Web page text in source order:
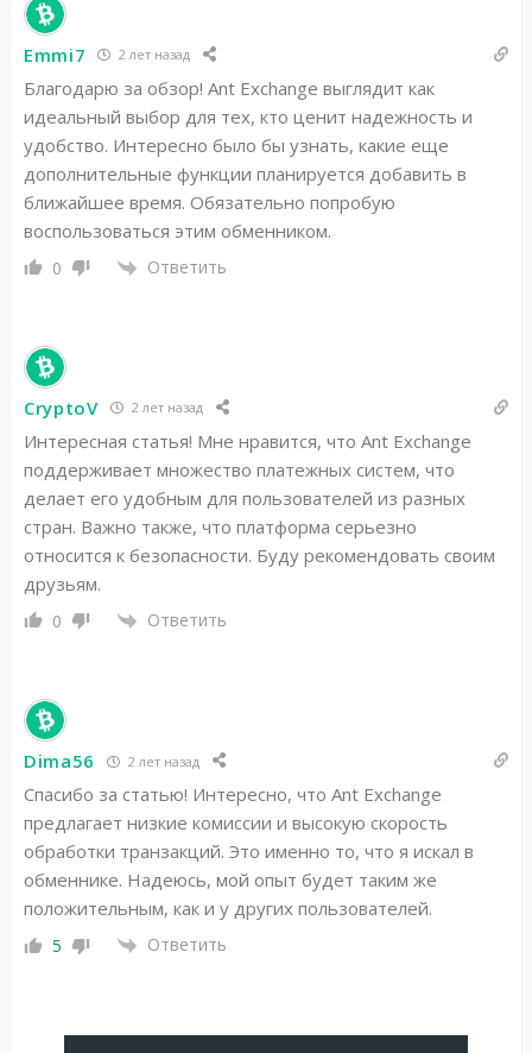
Emmi7 2 лет назад
Благодарю за обзор! Ant Exchange выглядит как
идеальный выбор для тех, кто ценит надежность и
удобство. Интересно было бы узнать, какие еще
дополнительные функции планируется добавить в
ближайшее время. Обязательно попробую
воспользоваться этим обменником.
0 Ответить
CryptoV 2 лет назад
Интересная статья! Мне нравится, что Ant Exchange
поддерживает множество платежных систем, что
делает его удобным для пользователей из разных
стран. Важно также, что платформа серьезно
относится к безопасности. Буду рекомендовать своим
друзьям.
0 Ответить
Dima56 2 лет назад
Спасибо за статью! Интересно, что Ant Exchange
предлагает низкие комиссии и высокую скорость
обработки транзакций. Это именно то, что я искал в
обменнике. Надеюсь, мой опыт будет таким же
положительным, как и у других пользователей.
5 Ответить